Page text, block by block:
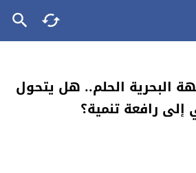
البحرية الحلم.. هل يتحول
رافعة تنمية؟